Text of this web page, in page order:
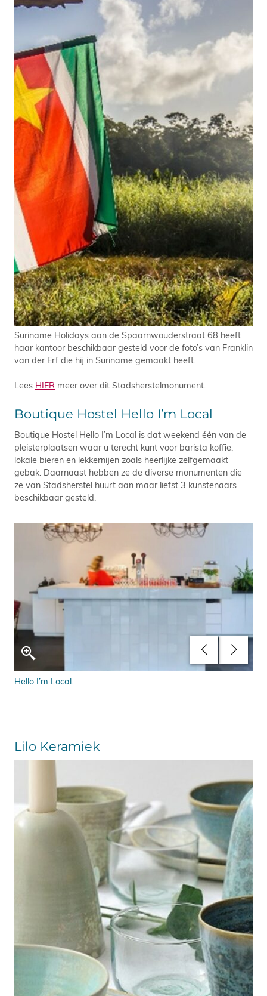
Suriname Holidays aan de Spaarnwouderstraat 68 heeft
haar kantoor beschikbaar gesteld voor de foto’s van Franklin
van der Erf die hij in Suriname gemaakt heeft.
Lees HIER meer over dit Stadsherstelmonument.
Boutique Hostel Hello I’m Local
Boutique Hostel Hello I’m Local is dat weekend één van de
pleisterplaatsen waar u terecht kunt voor barista koffie,
lokale bieren en lekkernijen zoals heerlijke zelfgemaakt
gebak. Daarnaast hebben ze de diverse monumenten die
ze van Stadsherstel huurt aan maar liefst 3 kunstenaars
beschikbaar gesteld.
Hello I’m Local.
Lilo Keramiek